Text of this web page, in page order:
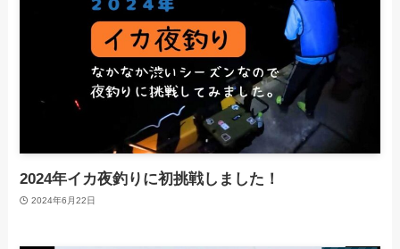
2024年イカ夜釣りに初挑戦しました！
2024年6月22日